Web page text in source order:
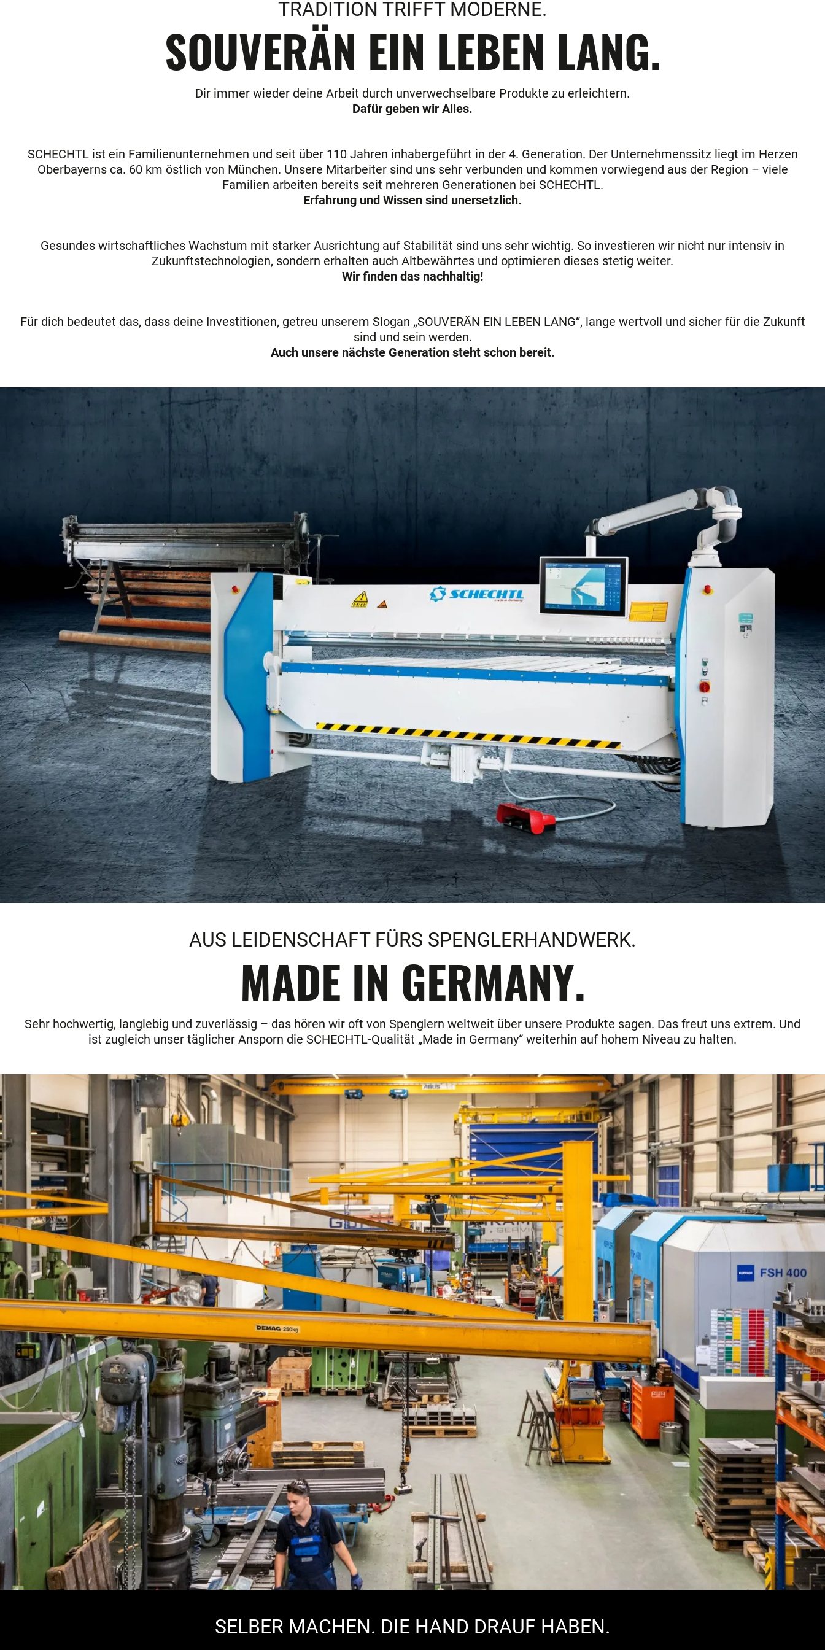
TRADITION TRIFFT MODERNE.
SOUVERÄN EIN LEBEN LANG.
Dir immer wieder deine Arbeit durch unverwechselbare Produkte zu erleichtern.
Dafür geben wir Alles.
SCHECHTL ist ein Familienunternehmen und seit über 110 Jahren inhabergeführt in der 4. Generation. Der Unternehmenssitz liegt im Herzen
Oberbayerns ca. 60 km östlich von München. Unsere Mitarbeiter sind uns sehr verbunden und kommen vorwiegend aus der Region – viele
Familien arbeiten bereits seit mehreren Generationen bei SCHECHTL.
Erfahrung und Wissen sind unersetzlich.
Gesundes wirtschaftliches Wachstum mit starker Ausrichtung auf Stabilität sind uns sehr wichtig. So investieren wir nicht nur intensiv in
Zukunftstechnologien, sondern erhalten auch Altbewährtes und optimieren dieses stetig weiter.
Wir finden das nachhaltig!
Für dich bedeutet das, dass deine Investitionen, getreu unserem Slogan „SOUVERÄN EIN LEBEN LANG“, lange wertvoll und sicher für die Zukunft
sind und sein werden.
Auch unsere nächste Generation steht schon bereit.
AUS LEIDENSCHAFT FÜRS SPENGLERHANDWERK.
MADE IN GERMANY.
Sehr hochwertig, langlebig und zuverlässig – das hören wir oft von Spenglern weltweit über unsere Produkte sagen. Das freut uns extrem. Und
ist zugleich unser täglicher Ansporn die SCHECHTL-Qualität „Made in Germany“ weiterhin auf hohem Niveau zu halten.
SELBER MACHEN. DIE HAND DRAUF HABEN.